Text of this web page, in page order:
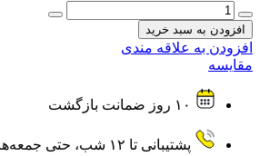
تبدیل
دسته‌بازی
پلی
استیشن
USB
2.0
افزودن به سبد خرید
افزودن به علاقه مندی
مقایسه
۱۰ روز ضمانت بازگشت
پشتیبانی تا ۱۲ شب، حتی جمعه‌ها